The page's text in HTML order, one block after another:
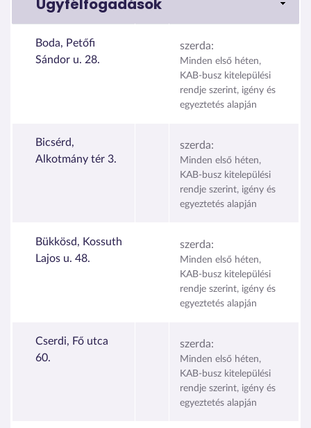
Ügyfélfogadások
Boda, Petőfi
Sándor u. 28.
szerda:
Minden első héten,
KAB-busz kitelepülési
rendje szerint, igény és
egyeztetés alapján
Bicsérd,
Alkotmány tér 3.
szerda:
Minden első héten,
KAB-busz kitelepülési
rendje szerint, igény és
egyeztetés alapján
Bükkösd, Kossuth
Lajos u. 48.
szerda:
Minden első héten,
KAB-busz kitelepülési
rendje szerint, igény és
egyeztetés alapján
Cserdi, Fő utca
60.
szerda:
Minden első héten,
KAB-busz kitelepülési
rendje szerint, igény és
egyeztetés alapján